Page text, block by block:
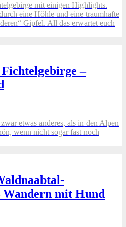
mit einigen Highlights.
eine Höhle und eine traumhafte
Gipfel. All das erwartet euch
–
etwas anderes, als in den Alpen
wenn nicht sogar fast noch
Wandern mit Hund